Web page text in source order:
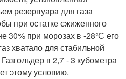
резервуара для газа
при остатке сжиженного
30% при морозах в -28°С его
хватало для стабильной
в 2,7 - 3 кубометра
этому условию.